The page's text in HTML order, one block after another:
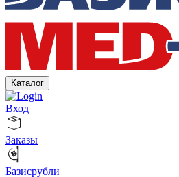
Каталог
Вход
Заказы
Базисрубли